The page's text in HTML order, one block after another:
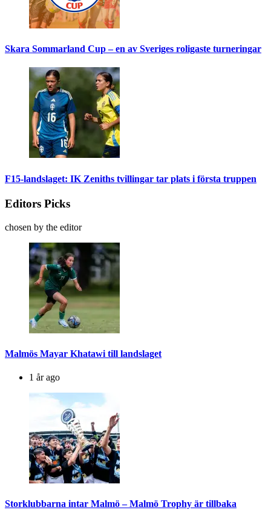
Skara Sommarland Cup – en av Sveriges roligaste turneringar
F15-landslaget: IK Zeniths tvillingar tar plats i första truppen
Editors Picks
chosen by the editor
Malmös Mayar Khatawi till landslaget
1 år ago
Storklubbarna intar Malmö – Malmö Trophy är tillbaka